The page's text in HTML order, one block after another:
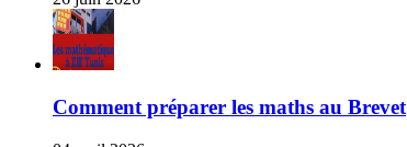
Comment préparer les maths au Brevet